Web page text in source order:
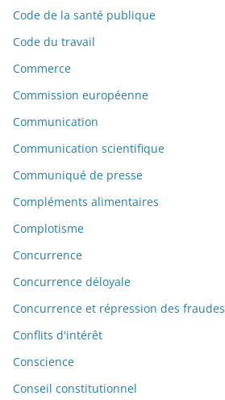
Code de la santé publique
Code du travail
Commerce
Commission européenne
Communication
Communication scientifique
Communiqué de presse
Compléments alimentaires
Complotisme
Concurrence
Concurrence déloyale
Concurrence et répression des fraudes
Conflits d'intérêt
Conscience
Conseil constitutionnel